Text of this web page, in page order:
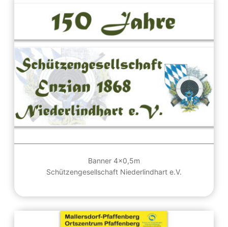
Banner 4x0,5m
Schützengesellschaft Niederlindhart e.V.